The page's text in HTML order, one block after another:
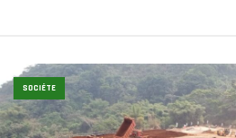
SOCIÉTE